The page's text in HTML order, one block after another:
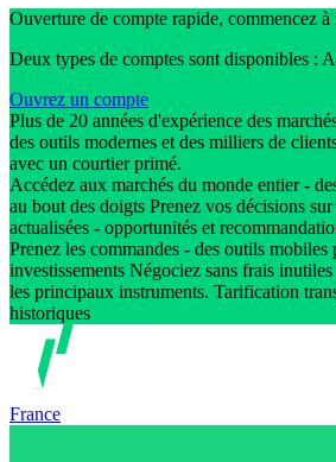
Ouverture de compte rapide, commencez
Deux types de comptes sont disponibles :
Ouvrez un compte
Plus de 20 années d'expérience des
des outils modernes et des milliers de
avec un courtier primé.
Accédez aux marchés du monde entier -
au bout des doigts Prenez vos décisions sur
actualisées - opportunités et
Prenez les commandes - des outils mobiles
investissements Négociez sans frais
les principaux instruments. Tarification
historiques
France